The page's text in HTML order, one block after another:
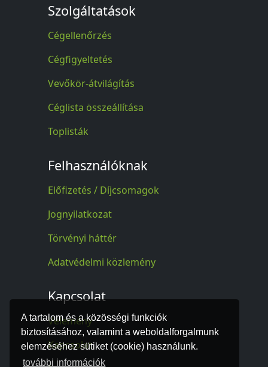
A tartalom és a közösségi funkciók
biztosításához, valamint a weboldalforgalmunk
elemzéséhez sütiket (cookie) használunk.
további információk
Szolgáltatások
Cégellenőrzés
Cégfigyeltetés
Vevőkör-átvilágítás
Céglista összeállítása
Toplisták
Felhasználóknak
Előfizetés / Díjcsomagok
Jognyilatkozat
Törvényi háttér
Adatvédelmi közlemény
Kapcsolat
Vélemény
Kapcsolat